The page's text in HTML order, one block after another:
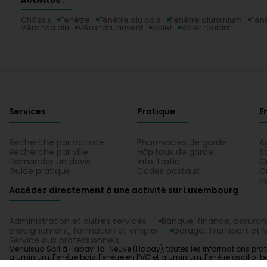
Châssis
Fenêtre Fenêtre alu bois Fenêtre aluminium
Véranda alu Véranda, auvent Volet Volet roulant
Services
Recherche par activité
Recherche par ville
Demander un devis
Guide pratique
Pratique
Pharmacies de garde
Hôpitaux de garde
Info Trafic
Codes postaux
Accédez directement à une activité sur Luxembourg
Administration et autres services
Banque, finance,
Enseignement, formation et emploi
Garage, Transport et
Service aux professionnels
Menuisud Sprl à Habay-la-Neuve (Habay), toutes les informations
aluminium, Fenêtre bois, Fenêtre en PVC et aluminium, Fenêtre oscillo-